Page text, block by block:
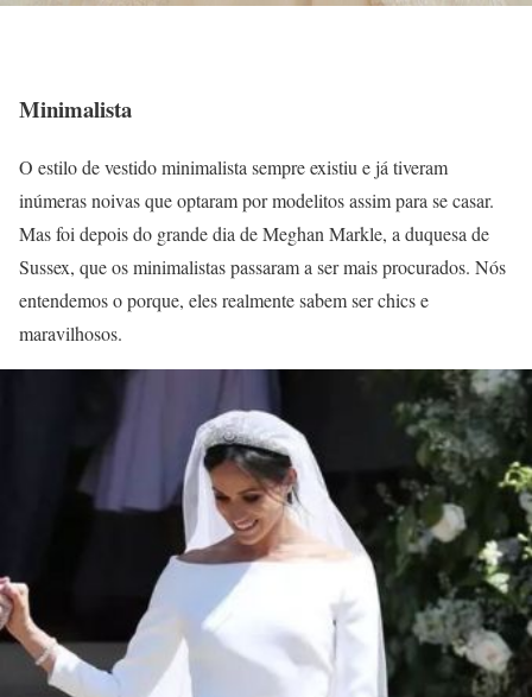
Minimalista
O estilo de vestido minimalista sempre existiu e já tiveram
inúmeras noivas que optaram por modelitos assim para se casar.
Mas foi depois do grande dia de Meghan Markle, a duquesa de
Sussex, que os minimalistas passaram a ser mais procurados. Nós
entendemos o porque, eles realmente sabem ser chics e
maravilhosos.